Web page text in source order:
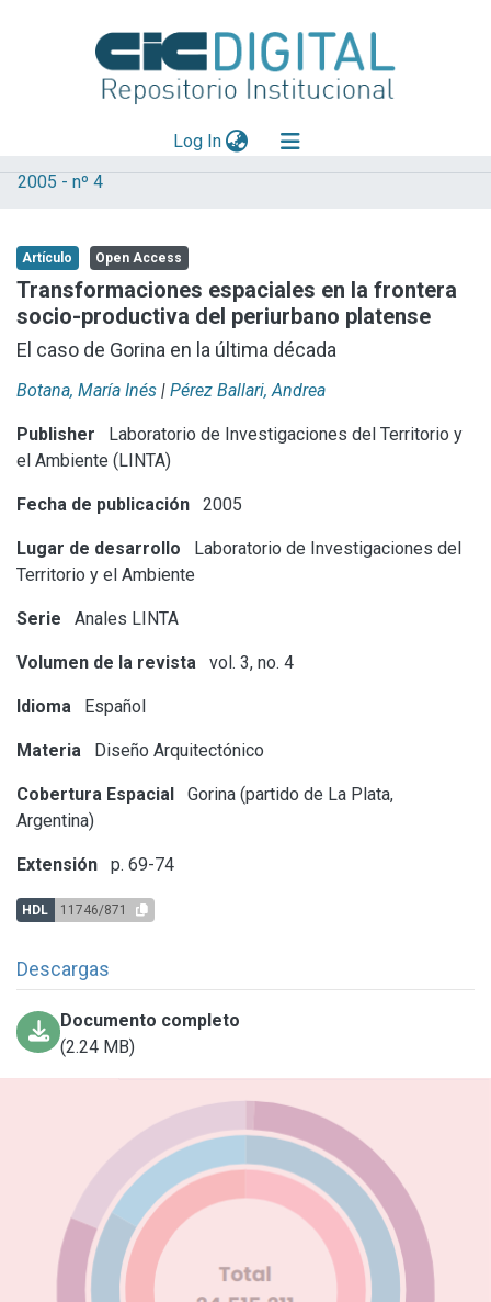
Log In(current)
Explorar
Aportar material
Statistics
2005 - nº 4
Artículo Open Access
Transformaciones espaciales en la frontera
socio-productiva del periurbano platense
El caso de Gorina en la última década
Botana, María Inés | Pérez Ballari, Andrea
Publisher
Laboratorio de Investigaciones del Territorio y
el Ambiente (LINTA)
Fecha de publicación 2005
Lugar de desarrollo
Laboratorio de Investigaciones del
Territorio y el Ambiente
Serie Anales LINTA
Volumen de la revista vol. 3, no. 4
Idioma Español
Materia Diseño Arquitectónico
Cobertura Espacial
Gorina (partido de La Plata,
Argentina)
Extensión p. 69-74
HDL 11746/871
Descargas
Documento completo
(2.24 MB)